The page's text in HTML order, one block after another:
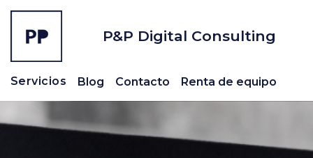
P&P Digital Consulting
Servicios Blog Contacto Renta de equipo